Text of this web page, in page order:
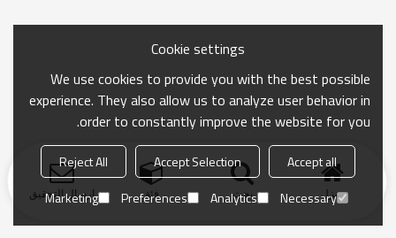
منزل بحث فئة ارسال التحقيق
Cookie settings
We use cookies to provide you with the best possible
experience. They also allow us to analyze user behavior in
order to constantly improve the website for you.
Accept all
Accept Selection
Reject All
Necessary
Analytics
Preferences
Marketing